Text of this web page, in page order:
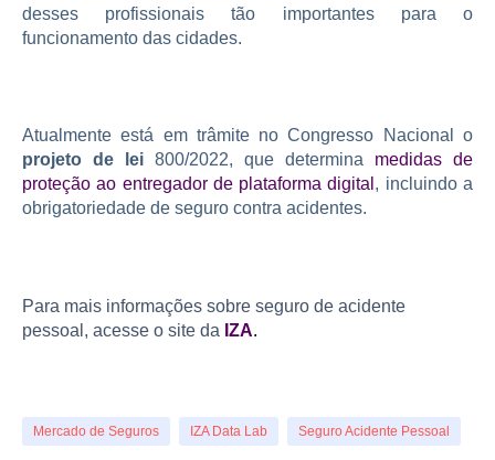
desses profissionais tão importantes para o
funcionamento das cidades.
Atualmente está em trâmite no Congresso Nacional o
projeto de lei 800/2022, que determina medidas de
proteção ao entregador de plataforma digital , incluindo a
obrigatoriedade de seguro contra acidentes.
Para mais informações sobre seguro de acidente
pessoal, acesse o site da IZA.
Mercado de Seguros IZA Data Lab Seguro Acidente Pessoal